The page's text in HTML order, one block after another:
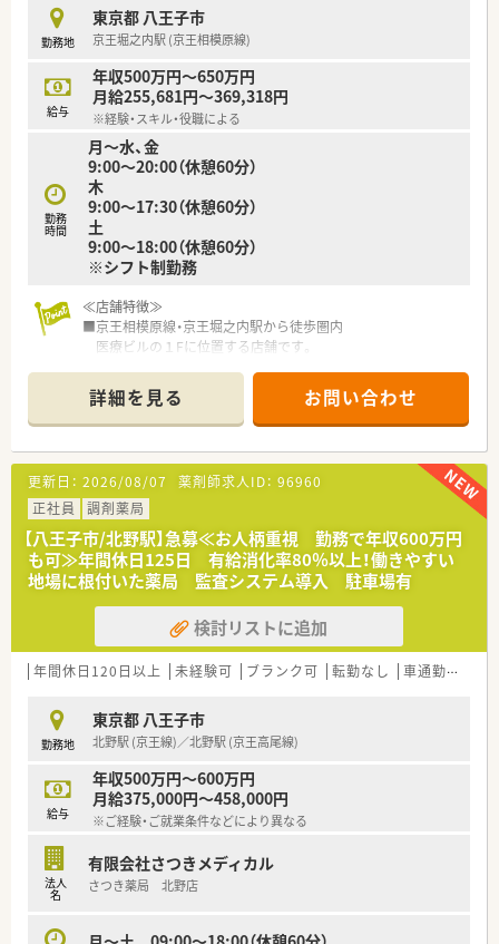
■勤続年数の長い社員が非常に多く在籍しており、経験豊富なス
タッフが揃っているため離職率が低く安定しているのが特徴で
す。
■ドクターとの信頼関係が厚いため、疑義照会などもスムーズに
行うことができ、薬剤師としての職能を発揮しやすい職場です。
【勤務実態について】
■水曜日が固定のお休みとなっているため、平日に予定を立てや
すく、ワークライフバランスを重視したい方には最適な職場で
す。
■門前の受付が18時に終了するため、患者様の切れが良く、閉局
後の残業も少ないため18時台には退勤できることが多いです。
■勤怠管理は1分単位で厳密に行われており、サービス残業がな
いため、働いた分だけしっかりと評価される仕組みが整っていま
勤務地
東京都 八王子市
京王堀之内駅 (京王相模原線)
給与
年収500万円～650万円
月給255,681円～369,318円
※経験・スキル・役職による
勤務
時間
月～水、金
9:00～20:00（休憩60分）
木
9:00～17:30（休憩60分）
土
9:00～18:00（休憩60分）
※シフト制勤務
≪店舗特徴≫
■京王相模原線・京王堀之内駅から徒歩圏内
医療ビルの１Fに位置する店舗です。
なります。
■門前クリニックは内科, 消化器科, 小児科, 呼吸器科,アレルギ
ー科
平均30～40枚/日、薬剤師数2～3名と配置充実。
※配属先は面接後に最終提示となります。
≪企業特徴≫
■東証プライム市場上場企業です！
■723店舗展開中の調剤併設型ドラッグストアチェーン。
■関東東海一都七県に展開、東京・神奈川の合計店舗数業界
NO.1！
■連続成長33年更新中、業界トップクラスの経常利益（2020年の
コロナ禍以降も継続）
■店舗の９割以上が住宅街立地に展開しています。
■本社近くに調剤研修センター、在宅研修センターがあり、全体
的な知識の底上げ、基礎の徹底を実現しております。
■入社後は店舗着任前に薬局を模した調剤研修センターで調剤
手技、機器操作等、一連の薬局業務を実戦形式で習得いただけま
す。
≪調剤、在宅にも非常に力を入れています≫
どの保険調剤領域にとても注力されています。
■ドラッグストアの併設調剤薬局の他に専門調剤薬局、ニーズが
詳細を見る お問い合わせ
更新日： 2026/08/07 薬剤師求人ID： 96960
正社員
調剤薬局
【八王子市/北野駅】急募≪お人柄重視 勤務で年収600万円
も可≫年間休日125日 有給消化率80％以上！働きやすい
地場に根付いた薬局 監査システム導入 駐車場有
検討リストに追加
年間休日120日以上 未経験可 ブランク可 転勤なし 車通勤可
勤務地
東京都 八王子市
北野駅 (京王線)／北野駅 (京王高尾線)
給与
年収500万円～600万円
月給375,000円～458,000円
※ご経験・ご就業条件などにより異なる
法人
名
有限会社さつきメディカル
さつき薬局 北野店